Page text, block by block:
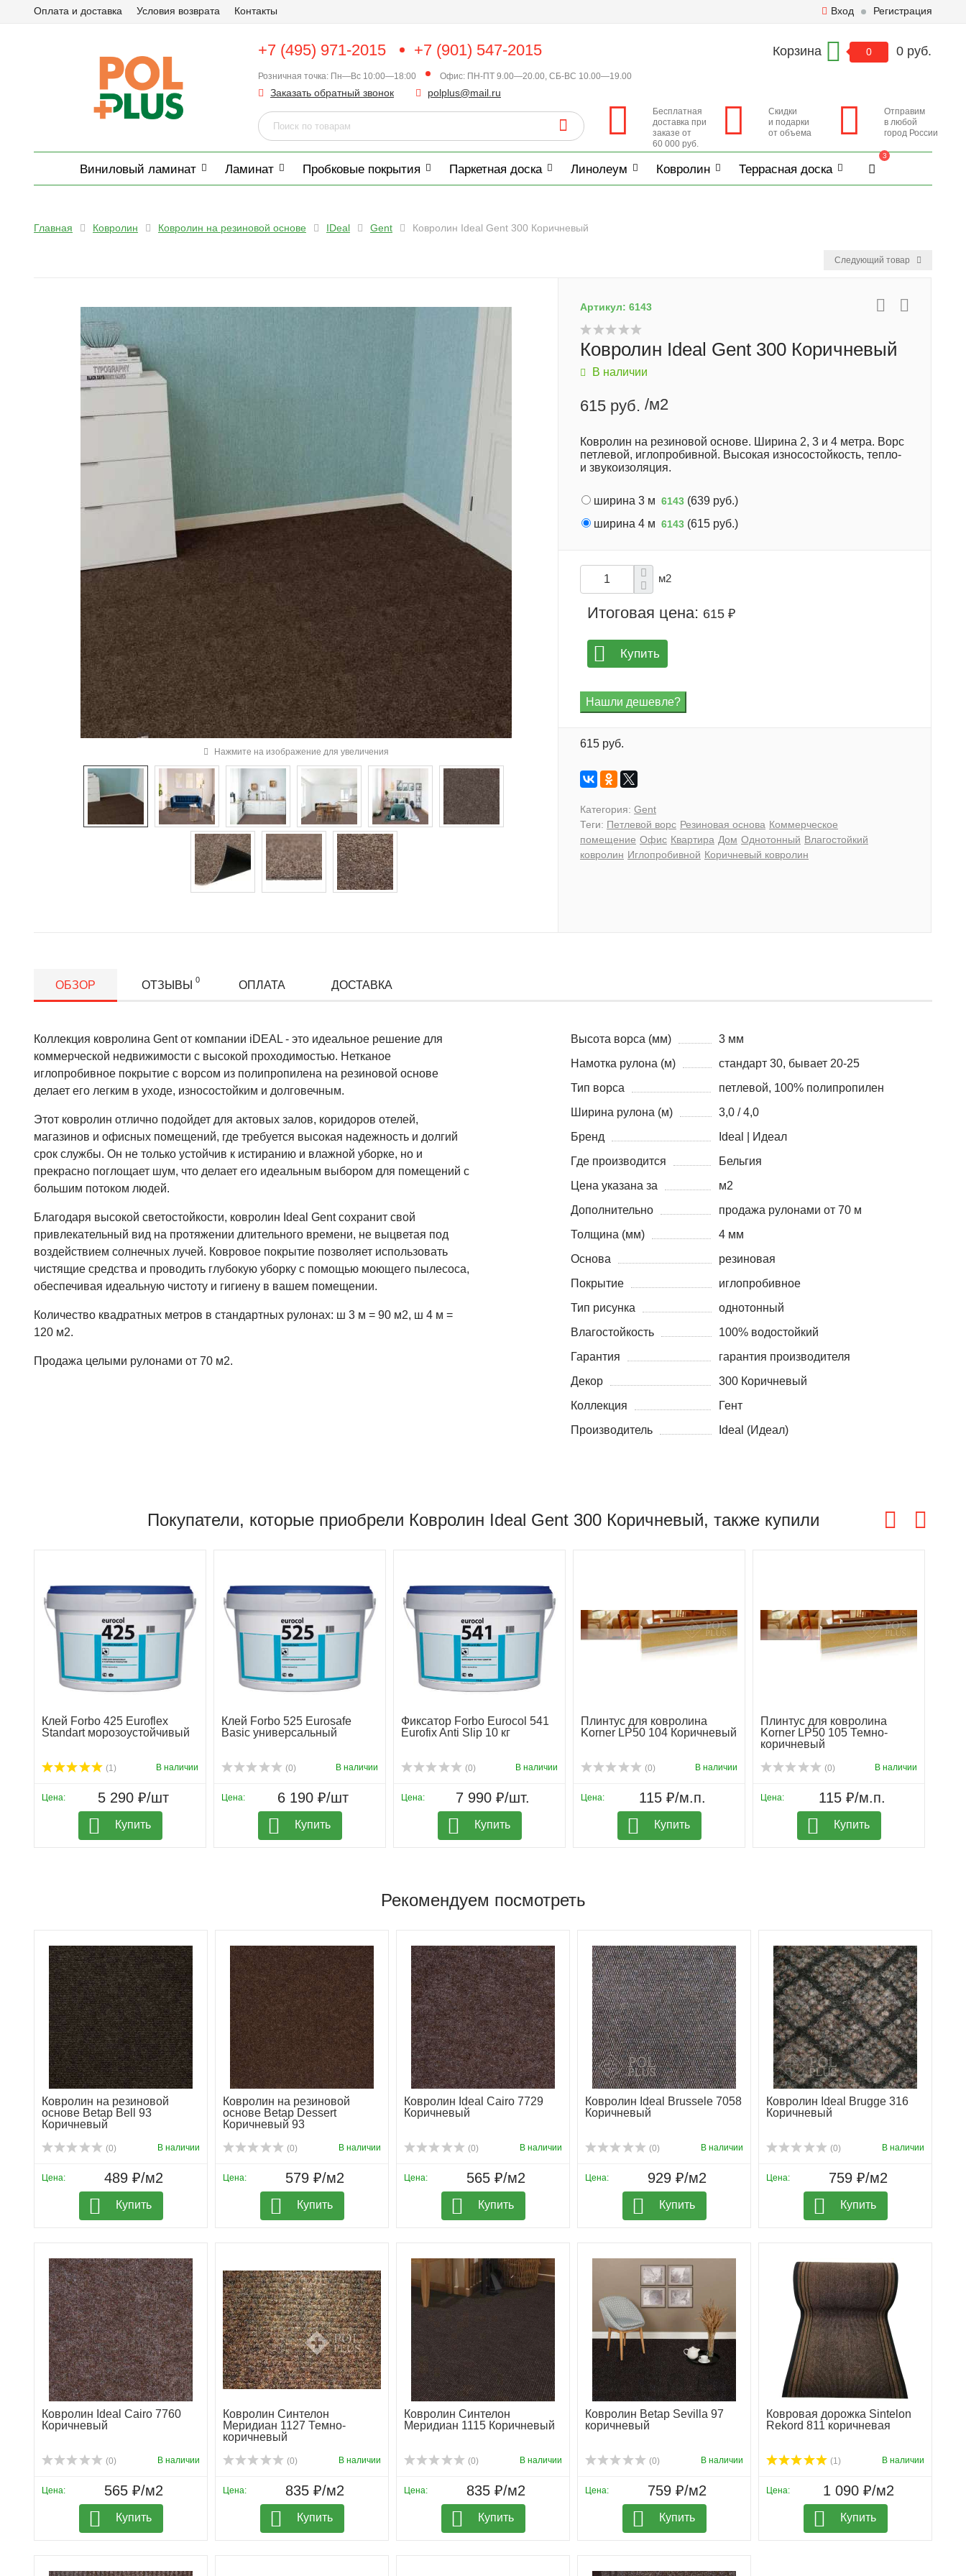
Оплата и доставка Условия возврата Контакты Вход Регистрация
+7 (495) 971-2015 +7 (901) 547-2015
Розничная точка: Пн—Вс 10:00—18:00 Офис: ПН-ПТ 9.00—20.00, СБ-ВС 10.00—19.00
Заказать обратный звонок polplus@mail.ru
Корзина 0 0 руб.
Бесплатная
доставка при
заказе от
60 000 руб.
Скидки
и подарки
от объема
Отправим
в любой
город России
Виниловый ламинат Ламинат Пробковые покрытия Паркетная доска Линолеум Ковролин Террасная доска
3
Главная Ковролин Ковролин на резиновой основе IDeal Gent Ковролин Ideal Gent 300 Коричневый
Следующий товар
Нажмите на изображение для увеличения
Артикул: 6143
Ковролин Ideal Gent 300 Коричневый
В наличии
615 руб. /м2
Ковролин на резиновой основе. Ширина 2, 3 и 4 метра. Ворс
петлевой, иглопробивной. Высокая износостойкость, тепло-
и звукоизоляция.
ширина 3 м 6143 (639 руб.)
ширина 4 м 6143 (615 руб.)
м2
Итоговая цена: 615 ₽
Купить
615 руб.
Категория: Gent
Теги: Петлевой ворс Резиновая основа Коммерческое
помещение Офис Квартира Дом Однотонный Влагостойкий
ковролин Иглопробивной Коричневый ковролин
ОБЗОР ОТЗЫВЫ 0 ОПЛАТА ДОСТАВКА
Коллекция ковролина Gent от компании iDEAL - это идеальное решение для
коммерческой недвижимости с высокой проходимостью. Нетканое
иглопробивное покрытие с ворсом из полипропилена на резиновой основе
делает его легким в уходе, износостойким и долговечным.
Этот ковролин отлично подойдет для актовых залов, коридоров отелей,
магазинов и офисных помещений, где требуется высокая надежность и долгий
срок службы. Он не только устойчив к истиранию и влажной уборке, но и
прекрасно поглощает шум, что делает его идеальным выбором для помещений с
большим потоком людей.
Благодаря высокой светостойкости, ковролин Ideal Gent сохранит свой
привлекательный вид на протяжении длительного времени, не выцветая под
воздействием солнечных лучей. Ковровое покрытие позволяет использовать
чистящие средства и проводить глубокую уборку с помощью моющего пылесоса,
обеспечивая идеальную чистоту и гигиену в вашем помещении.
Количество квадратных метров в стандартных рулонах: ш 3 м = 90 м2, ш 4 м =
120 м2.
Продажа целыми рулонами от 70 м2.
Высота ворса (мм)
3 мм
Намотка рулона (м)
стандарт 30, бывает 20-25
Тип ворса
петлевой, 100% полипропилен
Ширина рулона (м)
3,0 / 4,0
Бренд
Ideal | Идеал
Где производится
Бельгия
Цена указана за
м2
Дополнительно
продажа рулонами от 70 м
Толщина (мм)
4 мм
Основа
резиновая
Покрытие
иглопробивное
Тип рисунка
однотонный
Влагостойкость
100% водостойкий
Гарантия
гарантия производителя
Декор
300 Коричневый
Коллекция
Гент
Производитель
Ideal (Идеал)
Покупатели, которые приобрели Ковролин Ideal Gent 300 Коричневый, также купили
Клей Forbo 425 Euroflex
Standart морозоустойчивый
(1) В наличии
Цена: 5 290 ₽/шт
Купить
Клей Forbo 525 Eurosafe
Basic универсальный
(0) В наличии
Цена: 6 190 ₽/шт
Купить
Фиксатор Forbo Eurocol 541
Eurofix Anti Slip 10 кг
(0) В наличии
Цена: 7 990 ₽/шт.
Купить
Плинтус для ковролина
Korner LP50 104 Коричневый
(0) В наличии
Цена: 115 ₽/м.п.
Купить
Плинтус для ковролина
Korner LP50 105 Темно-
коричневый
(0) В наличии
Цена: 115 ₽/м.п.
Купить
Рекомендуем посмотреть
Ковролин на резиновой
основе Betap Bell 93
Коричневый
(0) В наличии
Цена: 489 ₽/м2
Купить
Ковролин на резиновой
основе Betap Dessert
Коричневый 93
(0) В наличии
Цена: 579 ₽/м2
Купить
Ковролин Ideal Cairo 7729
Коричневый
(0) В наличии
Цена: 565 ₽/м2
Купить
Ковролин Ideal Brussele 7058
Коричневый
(0) В наличии
Цена: 929 ₽/м2
Купить
Ковролин Ideal Brugge 316
Коричневый
(0) В наличии
Цена: 759 ₽/м2
Купить
Ковролин Ideal Cairo 7760
Коричневый
(0) В наличии
Цена: 565 ₽/м2
Купить
Ковролин Синтелон
Меридиан 1127 Темно-
коричневый
(0) В наличии
Цена: 835 ₽/м2
Купить
Ковролин Синтелон
Меридиан 1115 Коричневый
(0) В наличии
Цена: 835 ₽/м2
Купить
Ковролин Betap Sevilla 97
коричневый
(0) В наличии
Цена: 759 ₽/м2
Купить
Ковровая дорожка Sintelon
Rekord 811 коричневая
(1) В наличии
Цена: 1 090 ₽/м2
Купить